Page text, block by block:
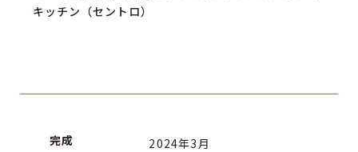
キッチン（セントロ）
完成 2024年3月